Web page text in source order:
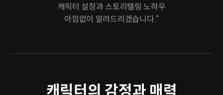
캐릭터 설정과 스토리텔링 노하우
아낌없이 알려드리겠습니다.“
캐릭터의 감정과 매력